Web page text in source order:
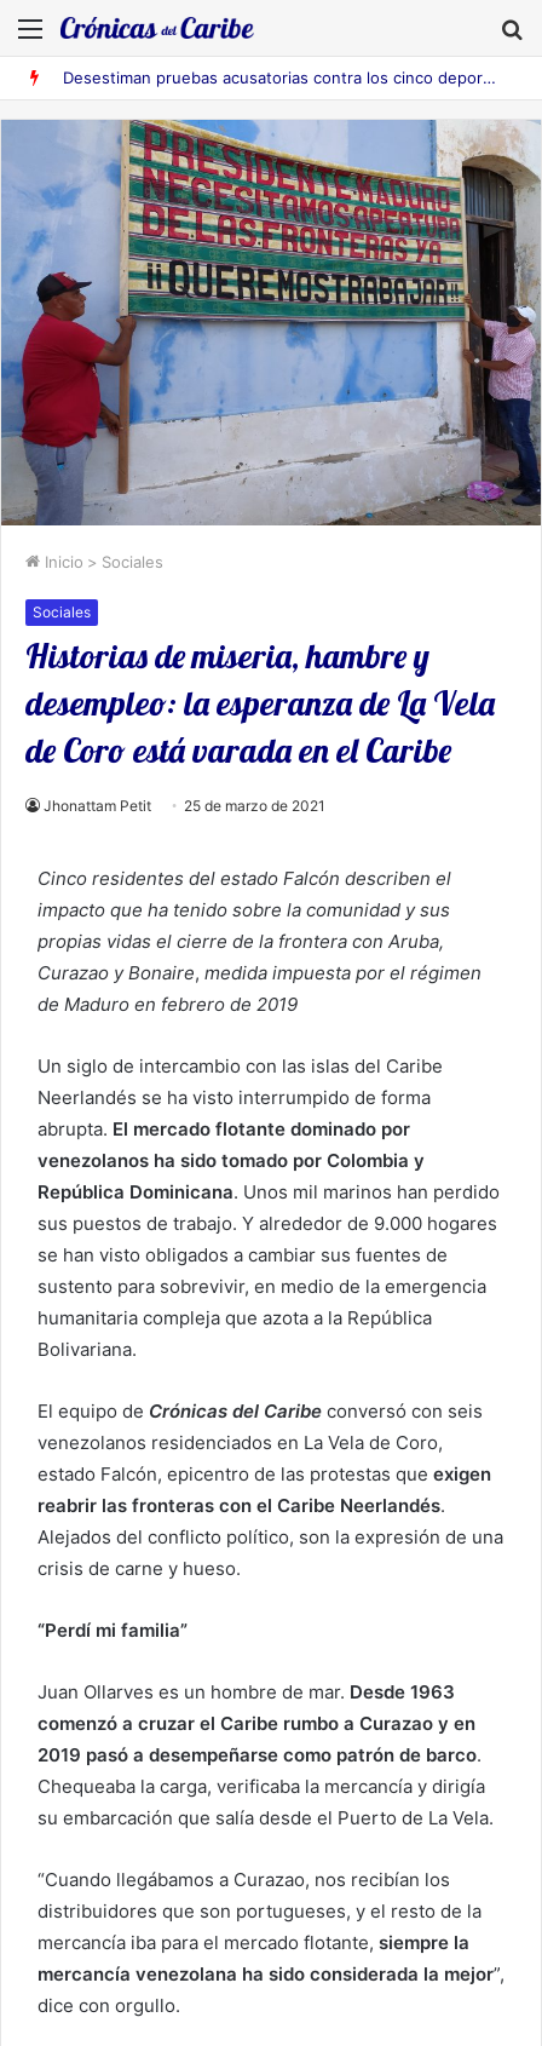
Menú
Desestiman pruebas acusatorias contra los cinco deportados de Aruba detenidos en Falcón
Inicio > Sociales
Sociales
Historias de miseria, hambre y
desempleo: la esperanza de La Vela
de Coro está varada en el Caribe
Jhonattam Petit 25 de marzo de 2021
Cinco residentes del estado Falcón describen el
impacto que ha tenido sobre la comunidad y sus
propias vidas el cierre de la frontera con Aruba,
Curazao y Bonaire, medida impuesta por el régimen
de Maduro en febrero de 2019
Un siglo de intercambio con las islas del Caribe
Neerlandés se ha visto interrumpido de forma
abrupta. El mercado flotante dominado por
venezolanos ha sido tomado por Colombia y
República Dominicana. Unos mil marinos han perdido
sus puestos de trabajo. Y alrededor de 9.000 hogares
se han visto obligados a cambiar sus fuentes de
sustento para sobrevivir, en medio de la emergencia
humanitaria compleja que azota a la República
Bolivariana.
El equipo de Crónicas del Caribe conversó con seis
venezolanos residenciados en La Vela de Coro,
estado Falcón, epicentro de las protestas que exigen
reabrir las fronteras con el Caribe Neerlandés.
Alejados del conflicto político, son la expresión de una
crisis de carne y hueso.
“Perdí mi familia”
Juan Ollarves es un hombre de mar. Desde 1963
comenzó a cruzar el Caribe rumbo a Curazao y en
2019 pasó a desempeñarse como patrón de barco.
Chequeaba la carga, verificaba la mercancía y dirigía
su embarcación que salía desde el Puerto de La Vela.
“Cuando llegábamos a Curazao, nos recibían los
distribuidores que son portugueses, y el resto de la
mercancía iba para el mercado flotante, siempre la
mercancía venezolana ha sido considerada la mejor”,
dice con orgullo.